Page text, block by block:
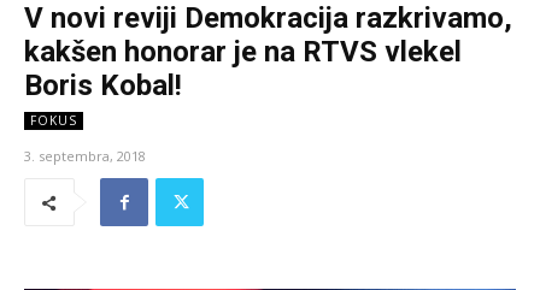
V novi reviji Demokracija razkrivamo,
kakšen honorar je na RTVS vlekel
Boris Kobal!
FOKUS
3. septembra, 2018